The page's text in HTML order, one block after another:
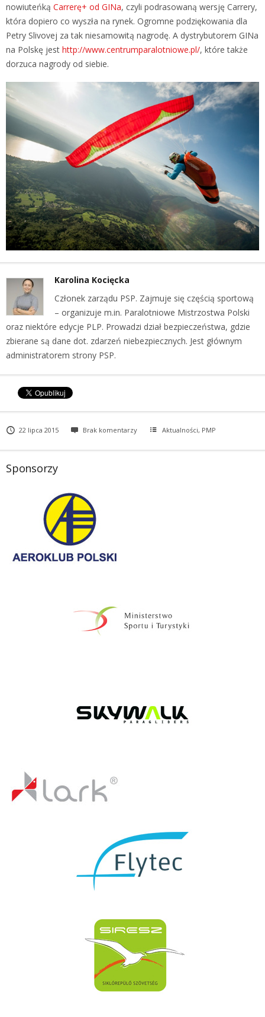
nowiuteńką Carrerę+ od GINa, czyli podrasowaną wersję Carrery,
która dopiero co wyszła na rynek. Ogromne podziękowania dla
Petry Slivovej za tak niesamowitą nagrodę. A dystrybutorem GINa
na Polskę jest http://www.centrumparalotniowe.pl/, które także
dorzuca nagrody od siebie.
Karolina Kocięcka
Członek zarządu PSP. Zajmuje się częścią sportową
– organizuje m.in. Paralotniowe Mistrzostwa Polski
oraz niektóre edycje PLP. Prowadzi dział bezpieczeństwa, gdzie
zbierane są dane dot. zdarzeń niebezpiecznych. Jest głównym
administratorem strony PSP.
22 lipca 2015 Brak komentarzy Aktualności, PMP
Sponsorzy